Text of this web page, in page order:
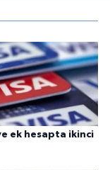
ek hesapta ikinci